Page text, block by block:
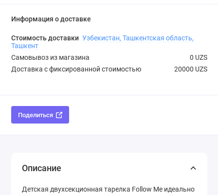
Информация о доставке
Стоимость доставки Узбекистан, Ташкентская область,
Ташкент
Самовывоз из магазина
0 UZS
Доставка с фиксированной стоимостью
20000 UZS
Поделиться
Описание
Детская двухсекционная тарелка Follow Me идеально